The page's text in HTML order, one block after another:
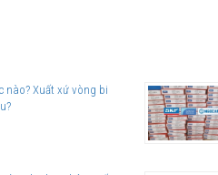
nào? Xuất xứ vòng bi